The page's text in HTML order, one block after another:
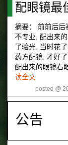
配眼镜最
摘要： 前前后后
不专业, 配出来
了验光, 当时花
药方配镜, 才好
配出来的眼镜右
读全文
posted @
公告